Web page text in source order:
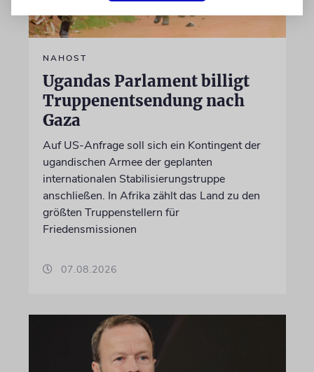
NAHOST
Ugandas Parlament billigt
Truppenentsendung nach
Gaza
Auf US-Anfrage soll sich ein Kontingent der
ugandischen Armee der geplanten
internationalen Stabilisierungstruppe
anschließen. In Afrika zählt das Land zu den
größten Truppenstellern für
Friedensmissionen
07.08.2026